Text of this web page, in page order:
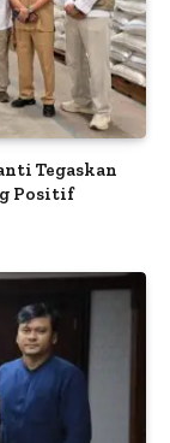
Tegaskan
Positif